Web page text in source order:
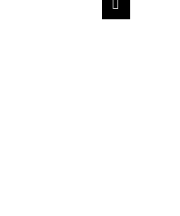
Poprzedni